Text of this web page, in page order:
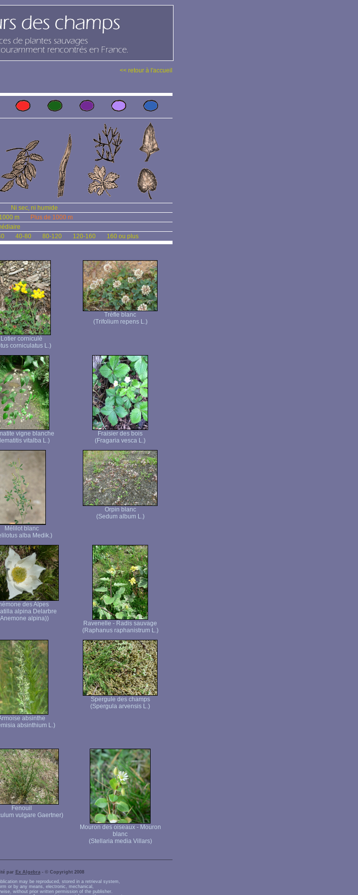
<< retour à l'accueil
Ni sec, ni humide
m
Plus de 1000 m
40-80 80-120 120-160 160 ou plus
Lotier corniculé
corniculatus L.)
Trèfle blanc
(Trifolium repens L.)
vigne blanche
vitalba L.)
Fraisier des bois
(Fragaria vesca L.)
Mélilot blanc
alba Medik.)
Orpin blanc
(Sedum album L.)
des Alpes
alpina Delarbre
alpina))
Ravenelle - Radis sauvage
(Raphanus raphanistrum L.)
absinthe
absinthium L.)
Spergule des champs
(Spergula arvensis L.)
Fenouil
vulgare Gaertner)
Mouron des oiseaux - Mouron
blanc
(Stellaria media Villars)
par Ex Algebra- © Copyright 2008
may be reproduced, stored in a retrieval system,
or by any means, electronic, mechanical,
without prior written permission of the publisher.